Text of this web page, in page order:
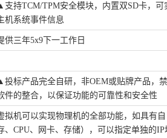
支持TCM/TPM安全模块，内置双SD卡，可
机系统事件信息
供三年5x9下一工作日
投标产品完全自研，非OEM或贴牌产品，
件的整合，以保证功能的可靠性和安全性
拟机可以实现物理机的全部功能，如具有
、 CPU、网卡、存储），可以指定单独的